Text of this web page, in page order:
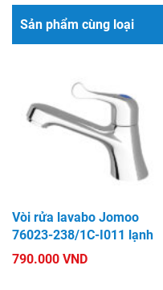
Sản phẩm cùng loại
Vòi rửa lavabo Jomoo
76023-238/1C-I011 lạnh
790.000 VND